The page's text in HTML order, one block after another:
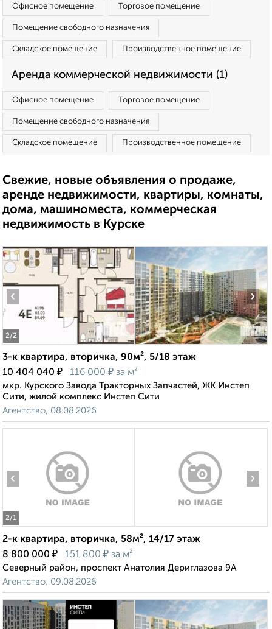
Офисное помещение Торговое помещение
Помещение свободного назначения
Складское помещение Производственное помещение
Аренда коммерческой недвижимости (1)
Офисное помещение Торговое помещение
Помещение свободного назначения
Складское помещение Производственное помещение
Свежие, новые объявления о продаже,
аренде недвижимости, квартиры, комнаты,
дома, машиноместа, коммерческая
недвижимость в Курске
2/2
‹ ›
3-к квартира, вторичка, 90м², 5/18 этаж
10 404 040 ₽ 116 000 ₽ за м²
мкр. Курского Завода Тракторных Запчастей, ЖК Инстеп
Сити, жилой комплекс Инстеп Сити
Агентство, 08.08.2026
2/1
‹ ›
2-к квартира, вторичка, 58м², 14/17 этаж
8 800 000 ₽ 151 800 ₽ за м²
Северный район, проспект Анатолия Дериглазова 9А
Агентство, 09.08.2026